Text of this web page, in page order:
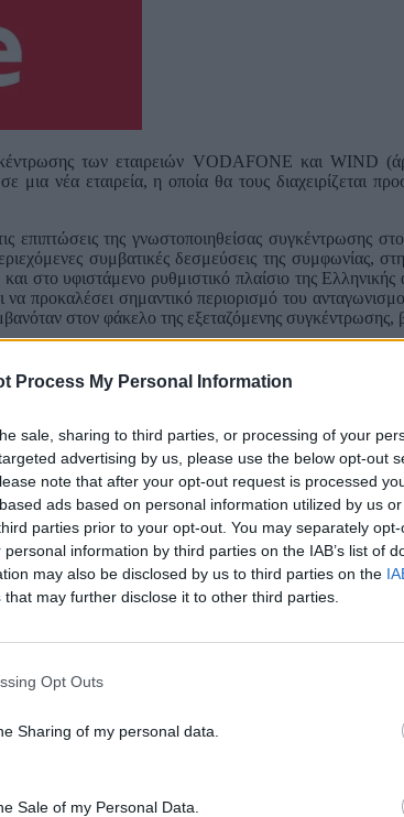
Process My Personal Information
sale, sharing to third parties, or processing of your
advertising by us, please use the below opt-out
note that after your opt-out request is processed
ads based on personal information utilized by us
parties prior to your opt-out. You may separately
information by third parties on the IAB’s list of
may also be disclosed by us to third parties on the
that may further disclose it to other third parties.
Opt Outs
Sharing of my personal data.
Sale of my Personal Data.
των εταιρειών VODAFONE και WIND
νέα εταιρεία, η οποία θα τους διαχειρίζεται
της γνωστοποιηθείσας συγκέντρωσης
συμβατικές δεσμεύσεις της συμφωνίας,
στο υφιστάμενο ρυθμιστικό πλαίσιο της
προκαλέσει σημαντικό περιορισμό του
στον φάκελο της εξεταζόμενης
νέα, ή προσθέστε μας στον RSS feed